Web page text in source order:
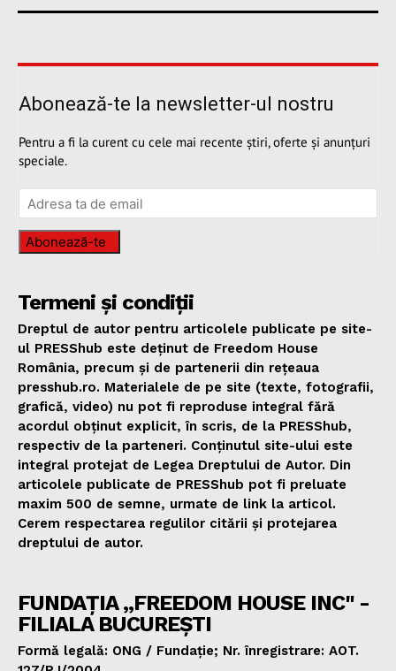
Abonează-te la newsletter-ul nostru
Pentru a fi la curent cu cele mai recente știri, oferte și anunțuri
speciale.
Abonează-te
Termeni și condiții
Dreptul de autor pentru articolele publicate pe site-
ul PRESShub este deținut de Freedom House
România, precum și de partenerii din rețeaua
presshub.ro. Materialele de pe site (texte, fotografii,
grafică, video) nu pot fi reproduse integral fără
acordul obținut explicit, în scris, de la PRESShub,
respectiv de la parteneri. Conținutul site-ului este
integral protejat de Legea Dreptului de Autor. Din
articolele publicate de PRESShub pot fi preluate
maxim 500 de semne, urmate de link la articol.
Cerem respectarea regulilor citării și protejarea
dreptului de autor.
FUNDAȚIA „FREEDOM HOUSE INC" -
FILIALA BUCUREȘTI
Formă legală: ONG / Fundație; Nr. înregistrare: AOT.